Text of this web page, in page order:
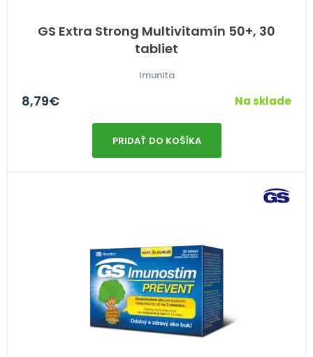
GS Extra Strong Multivitamín 50+, 30
tabliet
Imunita
8,79€ Na sklade
PRIDAŤ DO KOŠÍKA